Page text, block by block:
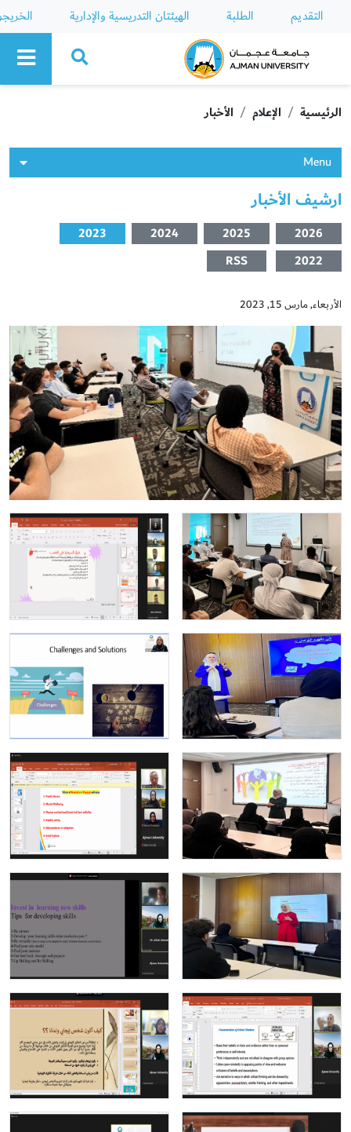
التقديم الطلبة الهيئتان التدريسية والإدارية
Ajman University
الرئيسية الإعلام الأخبار
Menu
ارشيف الأخبار
2026
2025
2024
2023
2022
RSS
الأربعاء, مارس 15, 2023